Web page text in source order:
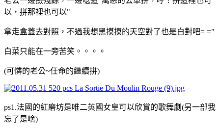
以，拼那裡也可以"
拿走盒蓋去對照，不過我想黑摸摸的天空對了也是白對吧= ="
白菜只能在一旁苦笑。。。。
(可憐的老公~任命的繼續拼)
ps1.法國的紅磨坊是唯二英國女皇可以欣賞的歌舞劇(另一部我
忘了是啥)